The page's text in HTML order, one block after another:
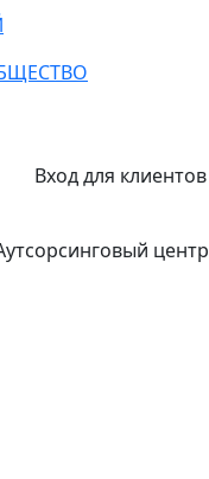
Вход для клиентов
центр